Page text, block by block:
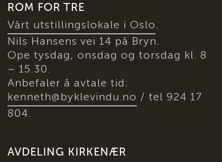
ROM FOR TRE
Vårt utstillingslokale i Oslo.
Nils Hansens vei 14 på Bryn.
Ope tysdag, onsdag og torsdag kl. 8
– 15.30.
Anbefaler å avtale tid:
kenneth@byklevindu.no / tel 924 17
804.
AVDELING KIRKENÆR